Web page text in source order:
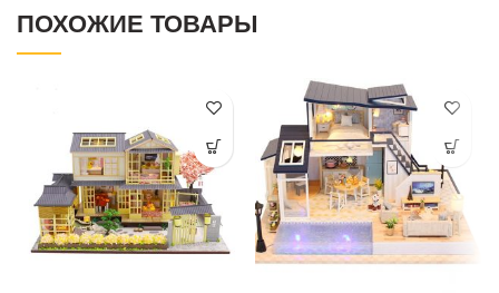
ПОХОЖИЕ ТОВАРЫ